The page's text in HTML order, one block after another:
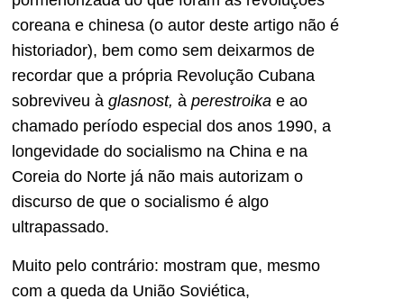
coreana e chinesa (o autor deste artigo não é
historiador), bem como sem deixarmos de
recordar que a própria Revolução Cubana
sobreviveu à glasnost, à perestroika e ao
chamado período especial dos anos 1990, a
longevidade do socialismo na China e na
Coreia do Norte já não mais autorizam o
discurso de que o socialismo é algo
ultrapassado.
Muito pelo contrário: mostram que, mesmo
com a queda da União Soviética,